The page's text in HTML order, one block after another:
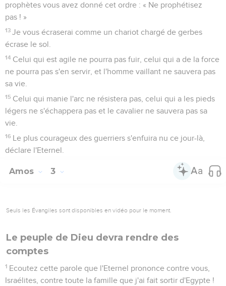
prophètes vous avez donné cet ordre : « Ne prophétisez
pas ! »
13 Je vous écraserai comme un chariot chargé de gerbes
écrase le sol.
14 Celui qui est agile ne pourra pas fuir, celui qui a de la force
ne pourra pas s'en servir, et l'homme vaillant ne sauvera pas
sa vie.
15 Celui qui manie l'arc ne résistera pas, celui qui a les pieds
légers ne s'échappera pas et le cavalier ne sauvera pas sa
vie.
16 Le plus courageux des guerriers s'enfuira nu ce jour-là,
déclare l'Eternel.
Amos 3
Seuls les Évangiles sont disponibles en vidéo pour le moment.
Le peuple de Dieu devra rendre des
comptes
1 Ecoutez cette parole que l'Eternel prononce contre vous,
Israélites, contre toute la famille que j'ai fait sortir d'Egypte !